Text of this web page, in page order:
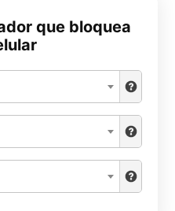
que bloquea